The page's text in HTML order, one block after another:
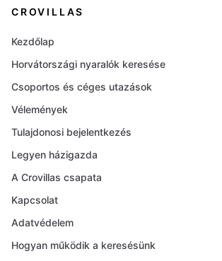
CROVILLAS
Kezdőlap
Horvátországi nyaralók keresése
Csoportos és céges utazások
Vélemények
Tulajdonosi bejelentkezés
Legyen házigazda
A Crovillas csapata
Kapcsolat
Adatvédelem
Hogyan működik a keresésünk